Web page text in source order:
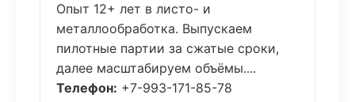
Опыт 12+ лет в листо- и
металлообработка. Выпускаем
пилотные партии за сжатые сроки,
далее масштабируем объёмы....
Телефон: +7-993-171-85-78